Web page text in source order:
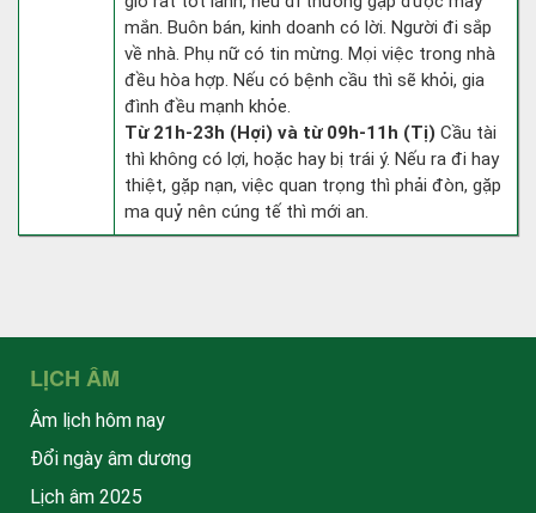
mắn. Buôn bán, kinh doanh có lời. Người đi sắp
về nhà. Phụ nữ có tin mừng. Mọi việc trong nhà
đều hòa hợp. Nếu có bệnh cầu thì sẽ khỏi, gia
đình đều mạnh khỏe.
Từ 21h-23h (Hợi) và từ 09h-11h (Tị) Cầu tài
thì không có lợi, hoặc hay bị trái ý. Nếu ra đi hay
thiệt, gặp nạn, việc quan trọng thì phải đòn, gặp
ma quỷ nên cúng tế thì mới an.
LỊCH ÂM
Âm lịch hôm nay
Đổi ngày âm dương
Lịch âm 2025